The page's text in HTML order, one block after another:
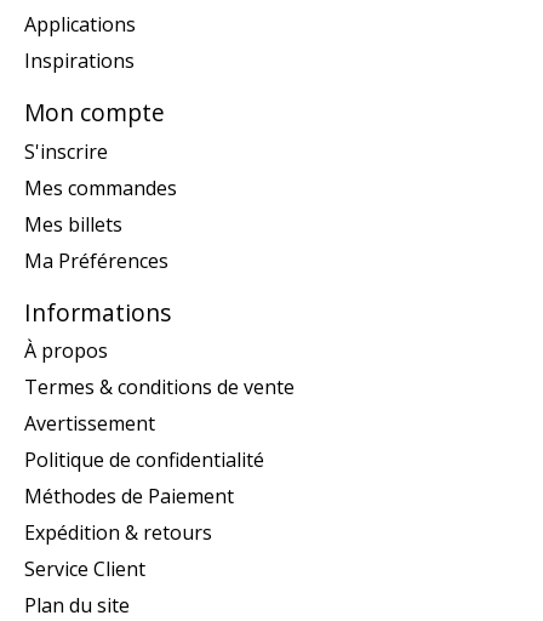
Applications
Inspirations
Mon compte
S'inscrire
Mes commandes
Mes billets
Ma Préférences
Informations
À propos
Termes & conditions de vente
Avertissement
Politique de confidentialité
Méthodes de Paiement
Expédition & retours
Service Client
Plan du site